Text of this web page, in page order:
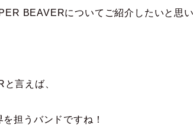
BEAVERについてご紹介したいと思い
言えば、
担うバンドですね！